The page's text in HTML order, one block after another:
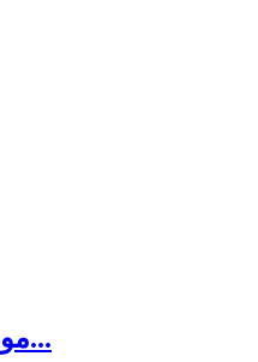
موديول أوردوينو - موديول...